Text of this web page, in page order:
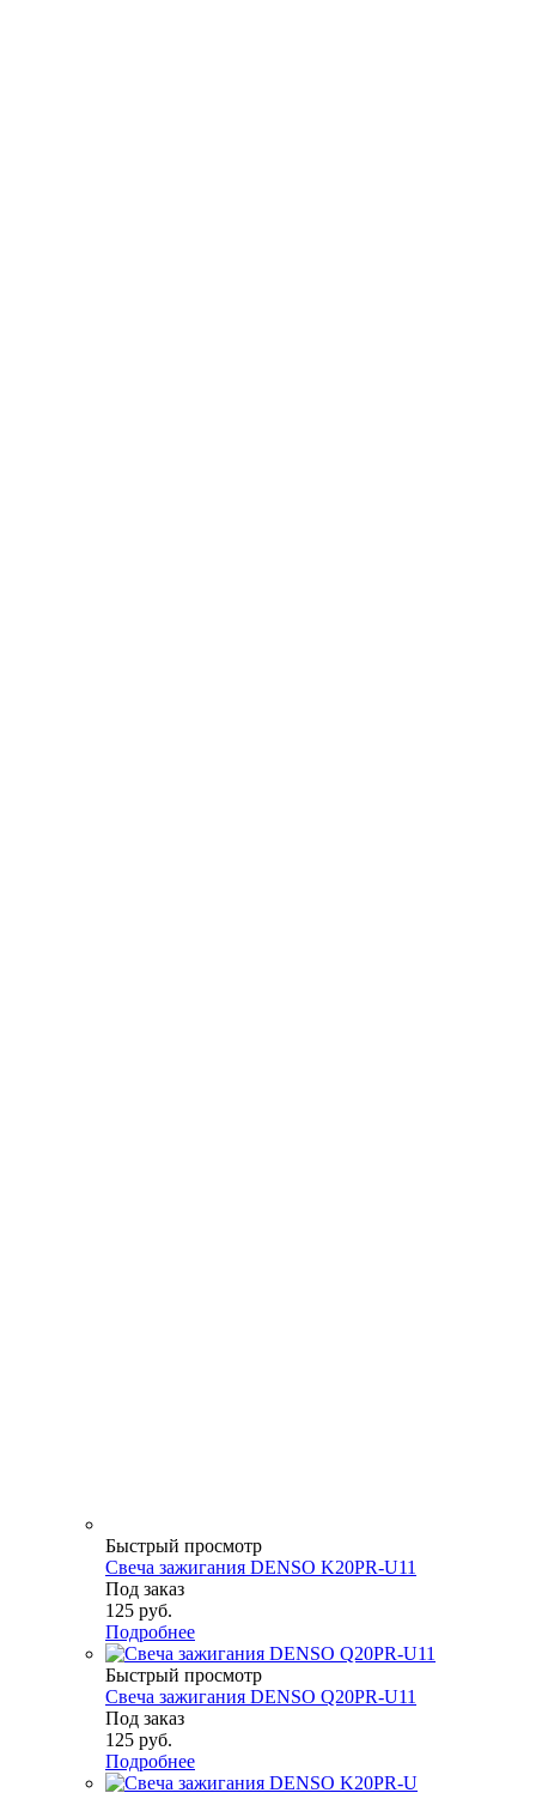
Быстрый просмотр
Свеча зажигания DENSO K20PR-U11
Под заказ
125 руб.
Подробнее
Быстрый просмотр
Свеча зажигания DENSO Q20PR-U11
Под заказ
125 руб.
Подробнее